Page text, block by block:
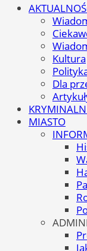
Kultura
Dla
MIASTO